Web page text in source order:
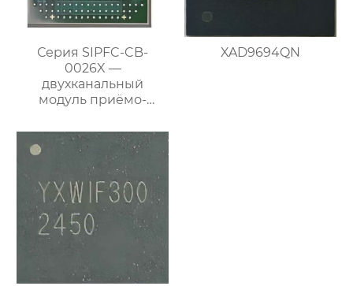
Серия SIPFC-CB-
0026X —
двухканальный
модуль приёмо-
преобразования
частоты
XAD9694QN